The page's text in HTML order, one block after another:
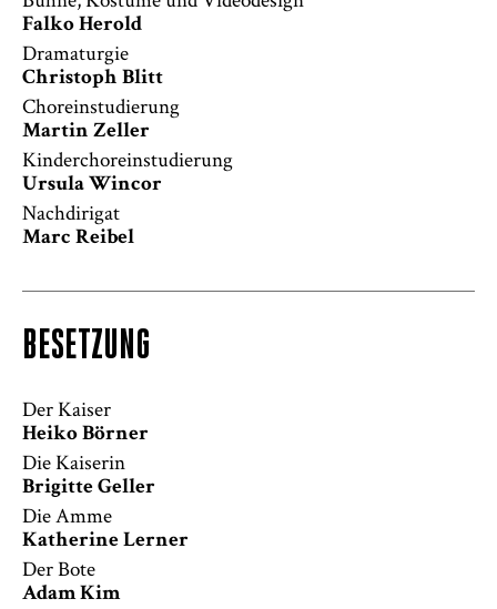
Falko Herold
Dramaturgie
Christoph Blitt
Choreinstudierung
Martin Zeller
Kinderchoreinstudierung
Ursula Wincor
Nachdirigat
Marc Reibel
BESETZUNG
Der Kaiser
Heiko Börner
Die Kaiserin
Brigitte Geller
Die Amme
Katherine Lerner
Der Bote
Adam Kim